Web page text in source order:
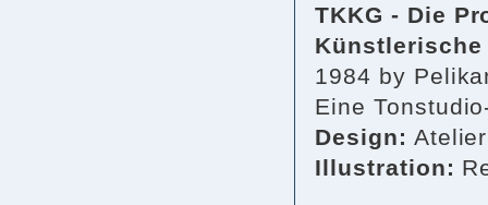
TKKG - Die
1984 by
Eine
Design:
Illustration: